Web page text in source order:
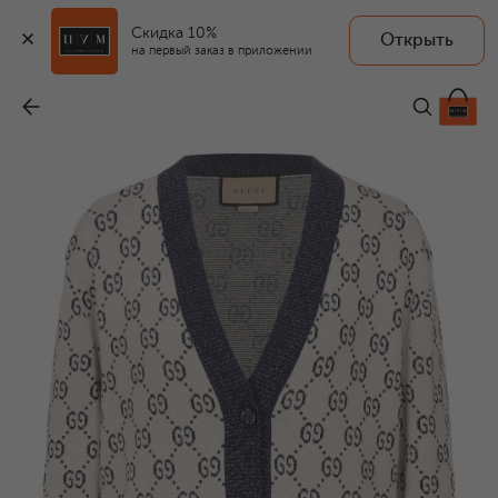
Скидка 10%
на первый заказ в приложении
Открыть
184 500 ₽